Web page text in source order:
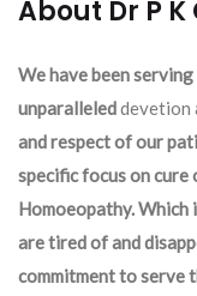
About Dr P K
We have been
unparalleleddevetion
and respect of our
specific focus on
Homoeopathy.
are tired of and
commitment to serve